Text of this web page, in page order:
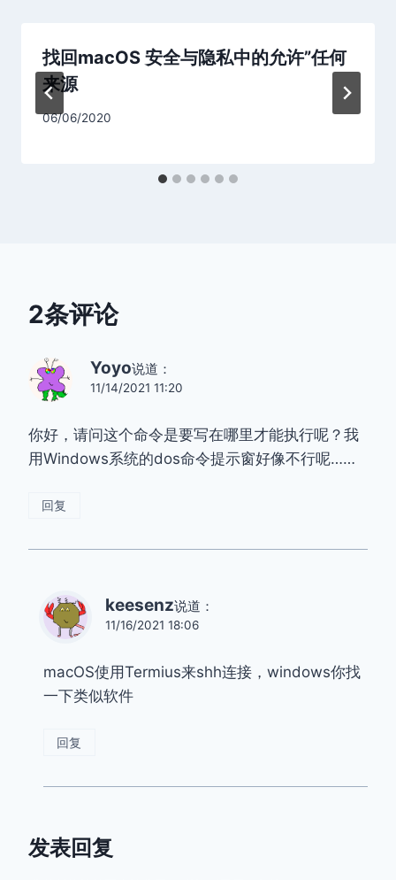
找回macOS 安全与隐私中的允许”任何
来源
06/06/2020
2条评论
Yoyo说道：
11/14/2021 11:20
你好，请问这个命令是要写在哪里才能执行呢？我
用Windows系统的dos命令提示窗好像不行呢……
回复
keesenz说道：
11/16/2021 18:06
macOS使用Termius来shh连接，windows你找
一下类似软件
回复
发表回复